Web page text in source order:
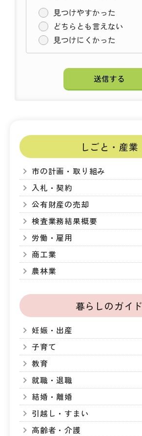
見つけやすかった
どちらとも言えない
見つけにくかった
しごと・産業
市の計画・取り組み
入札・契約
公有財産の売却
検査業務結果概要
労働・雇用
商工業
農林業
暮らしのガイド
妊娠・出産
子育て
教育
就職・退職
結婚・離婚
引越し・すまい
高齢者・介護